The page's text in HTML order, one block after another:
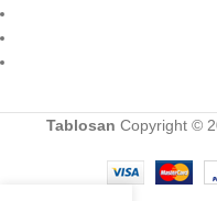
Tablosan Copyright ©